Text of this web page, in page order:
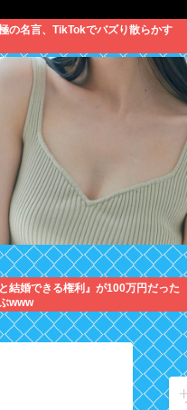
の名言、TikTokでバズり散らかす
と結婚できる権利』が100万円だった
www